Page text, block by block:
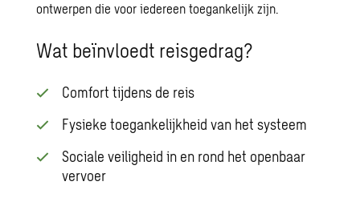
ontwerpen die voor iedereen toegankelijk zijn.
Wat beïnvloedt reisgedrag?
Comfort tijdens de reis
Fysieke toegankelijkheid van het systeem
Sociale veiligheid in en rond het openbaar
vervoer